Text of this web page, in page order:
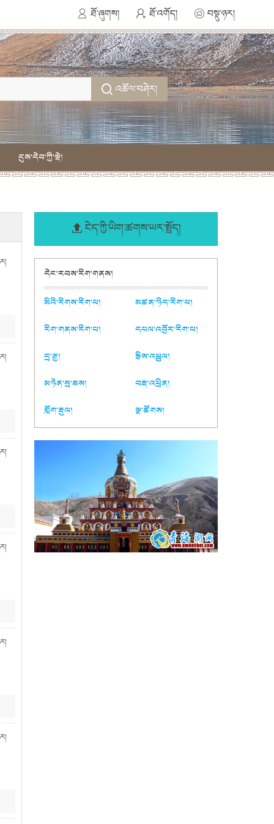
ཐོ་ཞུགས། ཐོ་འགོད། བསྡུ་ཉར།
འཚོལ་བཤེར།
དུས་དེབ་ཀྱི་སྡེ།
ངེད་ཀྱི་ཡིག་ཚགས་ཡར་སྤྲོད།
དེང་རབས་རིག་གནས།
མིའི་རིགས་རིག་པ།
མཚན་ཉིད་རིག་པ།
རིག་གནས་རིག་པ།
དཔལ་འབྱོར་རིག་པ།
དྲ་རྒྱ།
རྩིས་འཕྲུལ།
མཉེན་སྲ་ཆས།
བརྡ་འཕྲིན།
གློག་རྡུལ།
སྣ་ཚོགས།